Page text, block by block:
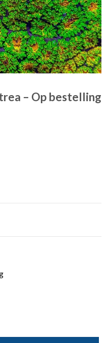
– Op bestelling